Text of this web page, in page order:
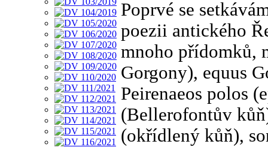
Poprvé se
poezii antického
mnoho přídomků,
Gorgony), equus
Peirenaeos polos
(Bellerofontův
(okřídlený kůň),